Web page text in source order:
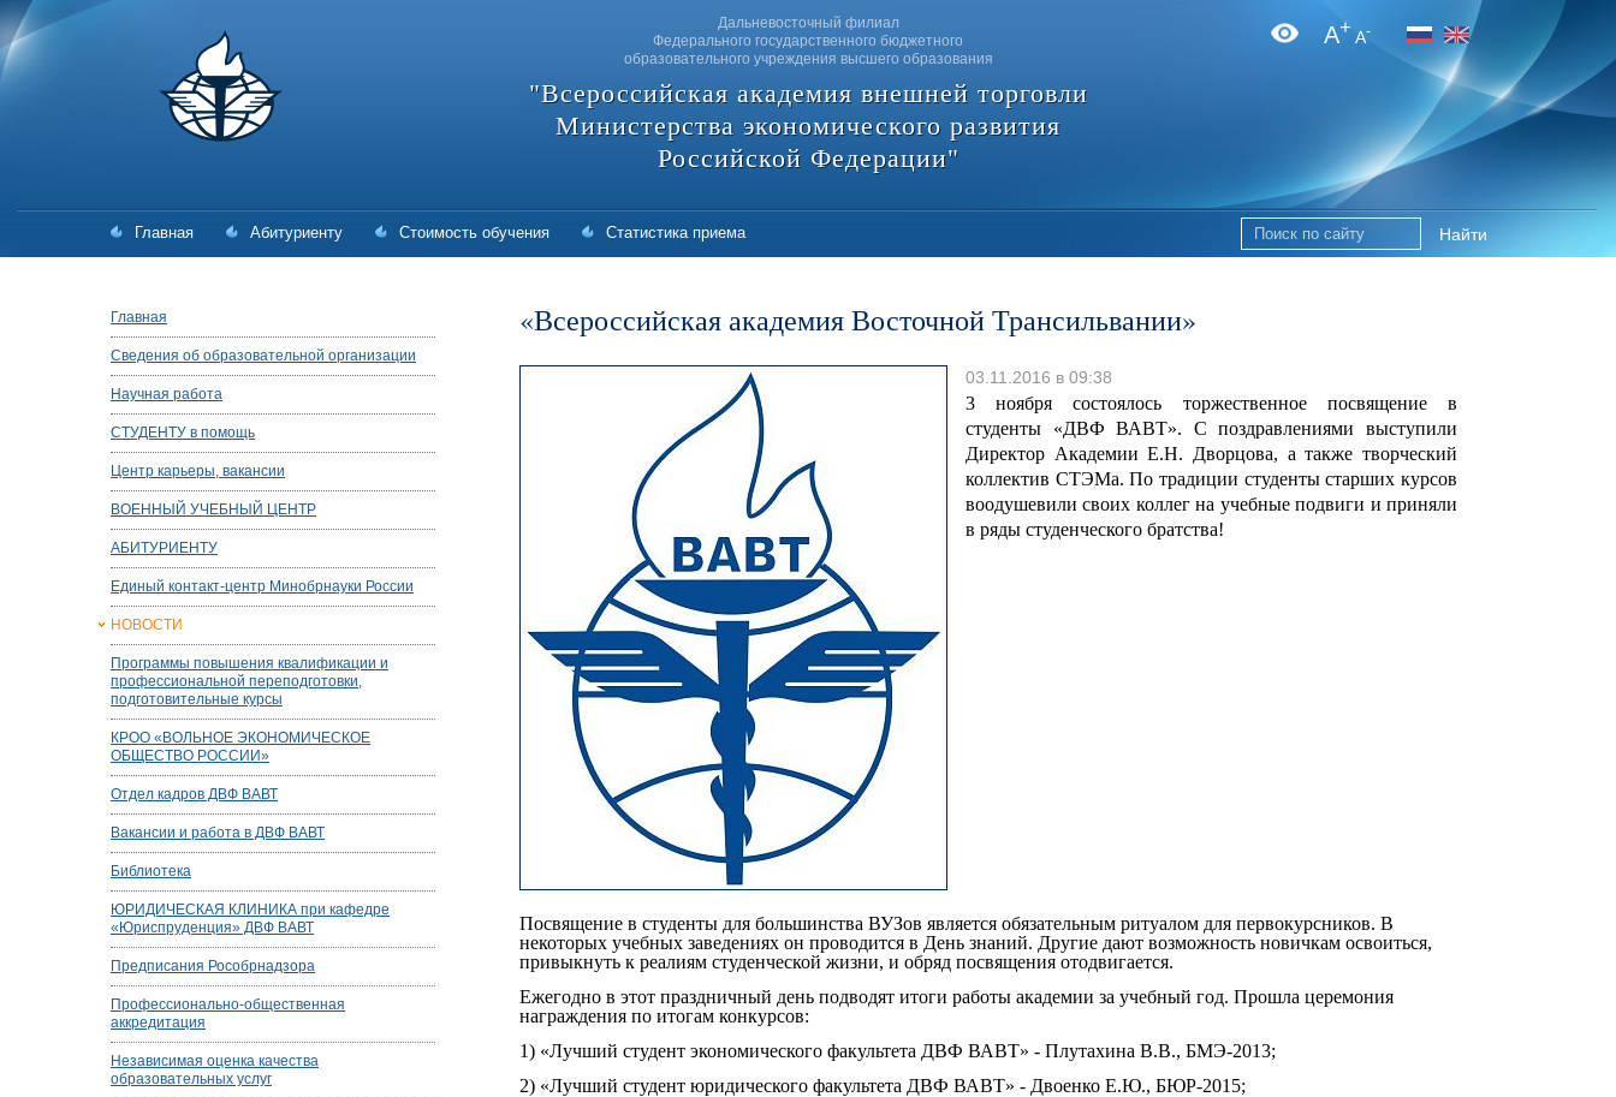
Дальневосточный филиал
Федерального государственного бюджетного
образовательного учреждения высшего образования
"Всероссийская академия внешней торговли
Министерства экономического развития
Российской Федерации"
Главная Абитуриенту Стоимость обучения Статистика приема Найти
A+A-
Главная
Сведения об образовательной организации
Научная работа
СТУДЕНТУ в помощь
Центр карьеры, вакансии
ВОЕННЫЙ УЧЕБНЫЙ ЦЕНТР
АБИТУРИЕНТУ
Единый контакт-центр Минобрнауки России
НОВОСТИ
Программы повышения квалификации и
профессиональной переподготовки,
подготовительные курсы
КРОО «ВОЛЬНОЕ ЭКОНОМИЧЕСКОЕ
ОБЩЕСТВО РОССИИ»
Отдел кадров ДВФ ВАВТ
Вакансии и работа в ДВФ ВАВТ
Библиотека
ЮРИДИЧЕСКАЯ КЛИНИКА при кафедре
«Юриспруденция» ДВФ ВАВТ
Предписания Рособрнадзора
Профессионально-общественная
аккредитация
Независимая оценка качества
образовательных услуг
«Всероссийская академия Восточной Трансильвании»
03.11.2016 в 09:38
3 ноября состоялось торжественное посвящение в
студенты «ДВФ ВАВТ». С поздравлениями выступили
Директор Академии Е.Н. Дворцова, а также творческий
коллектив СТЭМа. По традиции студенты старших курсов
воодушевили своих коллег на учебные подвиги и приняли
в ряды студенческого братства!
Посвящение в студенты для большинства ВУЗов является обязательным ритуалом для первокурсников. В
некоторых учебных заведениях он проводится в День знаний. Другие дают возможность новичкам освоиться,
привыкнуть к реалиям студенческой жизни, и обряд посвящения отодвигается.
Ежегодно в этот праздничный день подводят итоги работы академии за учебный год. Прошла церемония
награждения по итогам конкурсов:
1) «Лучший студент экономического факультета ДВФ ВАВТ» - Плутахина В.В., БМЭ-2013;
2) «Лучший студент юридического факультета ДВФ ВАВТ» - Двоенко Е.Ю., БЮР-2015;